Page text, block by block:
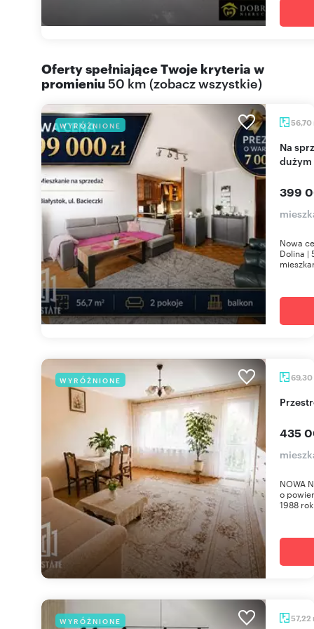
Oferty spełniające Twoje kryteria w
promieniu50 km (zobacz wszystkie)
WYRÓŻNIONE 56,70
Na sprzedaż przestronne 2 pokoje z balkonem i
dużym
399
Nowa
Dolina |
WYRÓŻNIONE 69,30
435
NOWA
o
1988
WYRÓŻNIONE 57,22